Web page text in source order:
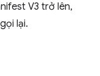
V3 trở lên,
lại.